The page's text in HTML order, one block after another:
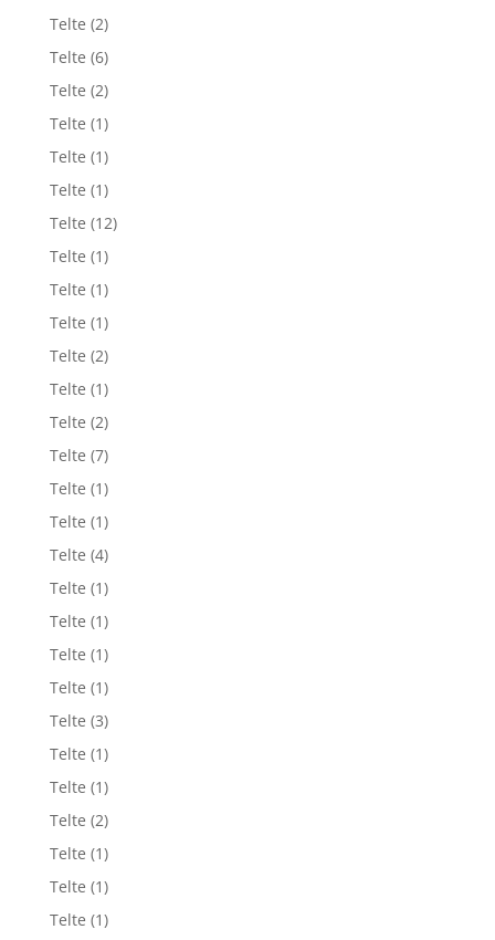
Telte (2)
Telte (6)
Telte (2)
Telte (1)
Telte (1)
Telte (1)
Telte (12)
Telte (1)
Telte (1)
Telte (1)
Telte (2)
Telte (1)
Telte (2)
Telte (7)
Telte (1)
Telte (1)
Telte (4)
Telte (1)
Telte (1)
Telte (1)
Telte (1)
Telte (3)
Telte (1)
Telte (1)
Telte (2)
Telte (1)
Telte (1)
Telte (1)